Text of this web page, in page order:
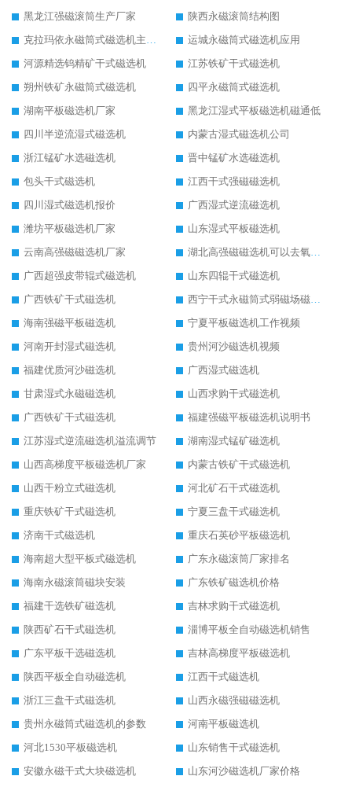
黑龙江强磁滚筒生产厂家
陕西永磁滚筒结构图
克拉玛依永磁筒式磁选机主要技术参数
运城永磁筒式磁选机应用
河源精选钨精矿干式磁选机
江苏铁矿干式磁选机
朔州铁矿永磁筒式磁选机
四平永磁筒式磁选机
湖南平板磁选机厂家
黑龙江湿式平板磁选机磁通低
四川半逆流湿式磁选机
内蒙古湿式磁选机公司
浙江锰矿水选磁选机
晋中锰矿水选磁选机
包头干式磁选机
江西干式强磁磁选机
四川湿式磁选机报价
广西湿式逆流磁选机
潍坊平板磁选机厂家
山东湿式平板磁选机
云南高强磁磁选机厂家
湖北高强磁磁选机可以去氧化铝
广西超强皮带辊式磁选机
山东四辊干式磁选机
广西铁矿干式磁选机
西宁干式永磁筒式弱磁场磁选机结构图
海南强磁平板磁选机
宁夏平板磁选机工作视频
河南开封湿式磁选机
贵州河沙磁选机视频
福建优质河沙磁选机
广西湿式磁选机
甘肃湿式永磁磁选机
山西求购干式磁选机
广西铁矿干式磁选机
福建强磁平板磁选机说明书
江苏湿式逆流磁选机溢流调节
湖南湿式锰矿磁选机
山西高梯度平板磁选机厂家
内蒙古铁矿干式磁选机
山西干粉立式磁选机
河北矿石干式磁选机
重庆铁矿干式磁选机
宁夏三盘干式磁选机
济南干式磁选机
重庆石英砂平板磁选机
海南超大型平板式磁选机
广东永磁滚筒厂家排名
海南永磁滚筒磁块安装
广东铁矿磁选机价格
福建干选铁矿磁选机
吉林求购干式磁选机
陕西矿石干式磁选机
淄博平板全自动磁选机销售
广东平板干选磁选机
吉林高梯度平板磁选机
陕西平板全自动磁选机
江西干式磁选机
浙江三盘干式磁选机
山西永磁强磁磁选机
贵州永磁筒式磁选机的参数
河南平板磁选机
河北1530平板磁选机
山东销售干式磁选机
安徽永磁干式大块磁选机
山东河沙磁选机厂家价格